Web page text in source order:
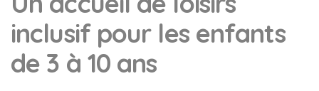
inclusif pour les enfants
de 3 à 10 ans